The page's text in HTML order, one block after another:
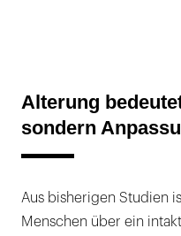
Alterung
sondern
Aus bisherigen Studien
Menschen über ein